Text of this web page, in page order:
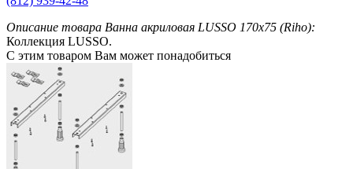
Описание товара Ванна акриловая LUSSO 170x75 (Riho):
Коллекция LUSSO.
С этим товаром Вам может понадобиться